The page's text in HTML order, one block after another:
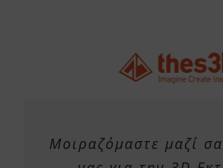
Μοιραζόμαστε μαζί